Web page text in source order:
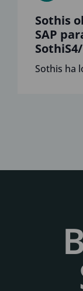
Sothis
SAP
Sothis ha